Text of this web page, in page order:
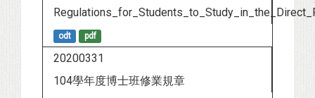
odt pdf
20200331
104學年度博士班修業規章